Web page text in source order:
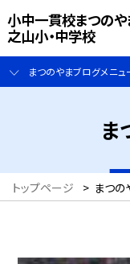
小中一貫校まつの
之山小・中学校
まつのやまブログメニュ
ま
トップページ > まつの